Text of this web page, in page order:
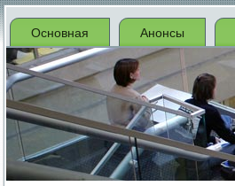
Основная Анонсы